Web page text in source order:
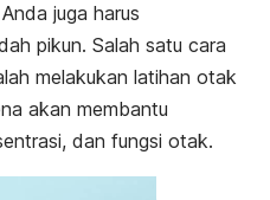
juga harus
pikun. Salah satu cara
melakukan latihan otak
akan membantu
dan fungsi otak.